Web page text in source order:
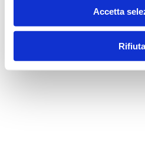
Accetta
Rifiuta